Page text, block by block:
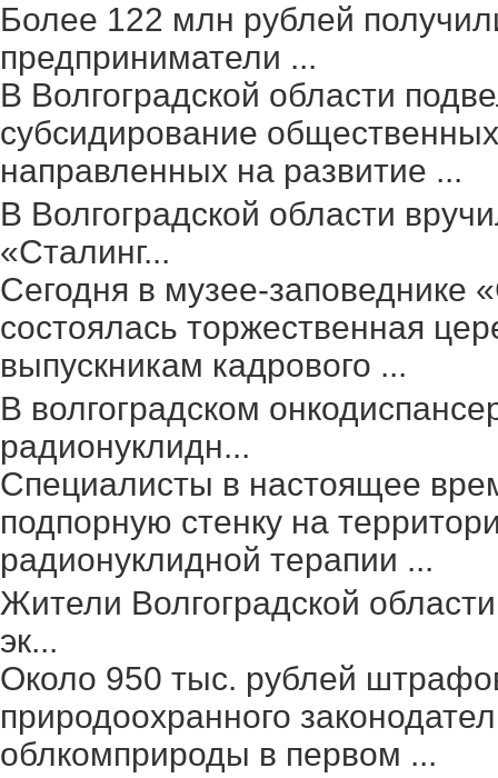
Более 122 млн рублей
предприниматели ...
В Волгоградской области
субсидирование
направленных на развитие ...
В Волгоградской области
«Сталинг...
Сегодня в музее-заповеднике
состоялась торжественная
выпускникам кадрового ...
В волгоградском
радионуклидн...
Специалисты в настоящее
подпорную стенку на
радионуклидной терапии ...
Жители Волгоградской
эк...
Около 950 тыс. рублей
природоохранного
облкомприроды в первом ...